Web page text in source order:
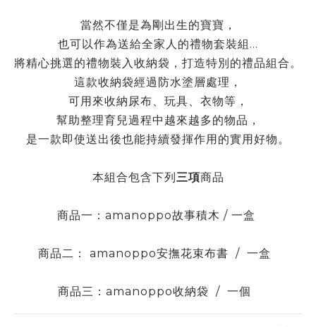
當然不僅是為剛出生的寶寶，
也可以作為送給全家人的禮物套裝組…
將精心挑選的禮物裝入收納袋，打造特別的禮品組合。
這款收納袋經過防水塗層處理，
可用來收納尿布、玩具、衣物等，
幫助整理育兒過程中越來越多的物品，
是一款即使送出後也能持續發揮作用的實用好物。
本組合包含下列三項商品
商品一：amanoppo故事積木 / 一盒
商品二： amanoppo安撫花束布書 / 一盒
商品三：amanoppo收納袋 / 一個